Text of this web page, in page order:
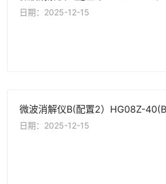
日期：2025-12-15
微波消解仪B(配置2）HG08Z-
日期：2025-12-15